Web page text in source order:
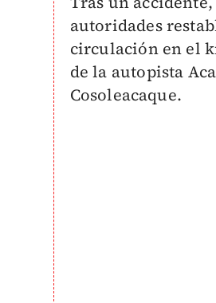
autoridades
circulación en el
de la autopista
Cosoleacaque.